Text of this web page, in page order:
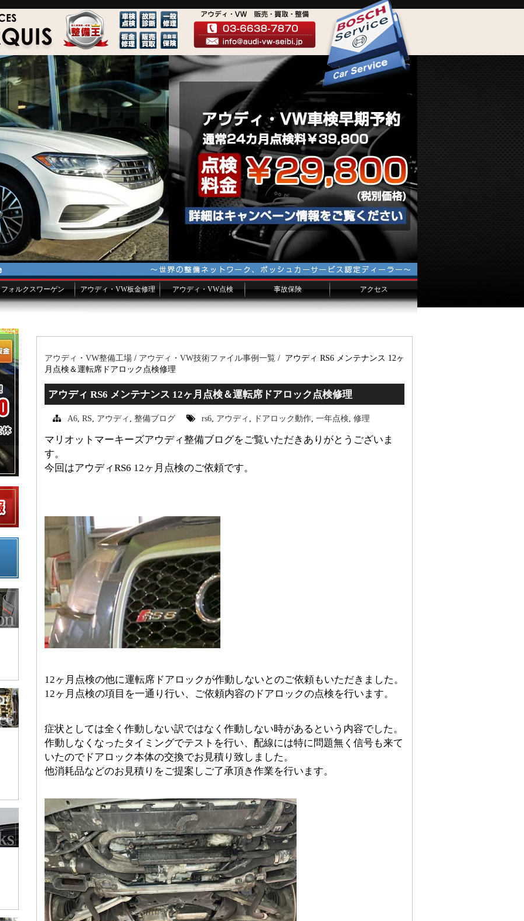
フォルクスワーゲン アウディ・VW板金修理 アウディ・VW点検 事故保険 アクセス
アウディ・VW整備工場/ アウディ・VW技術ファイル事例一覧/ アウディ RS6 メンテナンス 12ヶ
月点検＆運転席ドアロック点検修理
アウディ RS6 メンテナンス 12ヶ月点検＆運転席ドアロック点検修理
A6,RS, アウディ ,整備ブログ rs6, アウディ , ドアロック動作, 一年点検, 修理
マリオットマーキーズアウディ整備ブログをご覧いただきありがとうございま
す。
今回はアウディRS6 12ヶ月点検のご依頼です。
12ヶ月点検の他に運転席ドアロックが作動しないとのご依頼もいただきました。
12ヶ月点検の項目を一通り行い、ご依頼内容のドアロックの点検を行います。
症状としては全く作動しない訳ではなく作動しない時があるという内容でした。
作動しなくなったタイミングでテストを行い、配線には特に問題無く信号も来て
いたのでドアロック本体の交換でお見積り致しました。
他消耗品などのお見積りをご提案しご了承頂き作業を行います。